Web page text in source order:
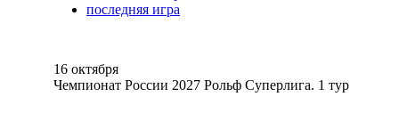
последняя игра
16 октября
Чемпионат России 2027 Рольф Суперлига. 1 тур